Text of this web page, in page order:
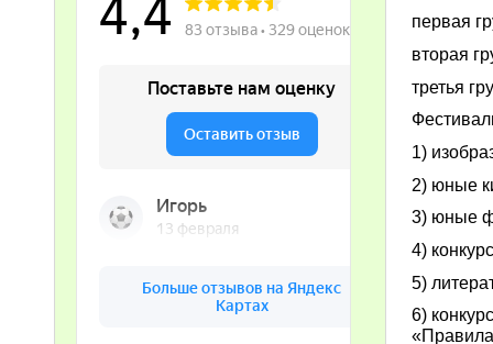
первая
вторая
третья
1)
2) юные
3) юные
4)
5)
6)